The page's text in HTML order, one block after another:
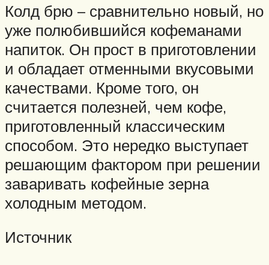
Колд брю – сравнительно новый, но
уже полюбившийся кофеманами
напиток. Он прост в приготовлении
и обладает отменными вкусовыми
качествами. Кроме того, он
считается полезней, чем кофе,
приготовленный классическим
способом. Это нередко выступает
решающим фактором при решении
заваривать кофейные зерна
холодным методом.
Источник